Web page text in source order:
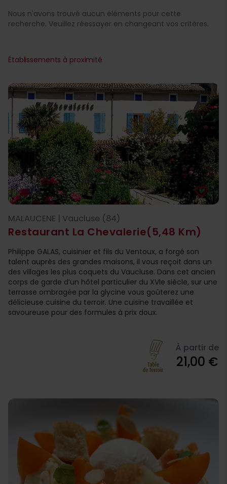
Nous n'avons trouvé aucun éléments pour cette
recherche. Veuillez réessayer en changeant vos critères.
Établissements à proximité
Restaurant La Chevalerie(5,48 Km)
favorite_border
MALAUCENE | Vaucluse (84)
Philippe GALAS, cuisinier et fils du Ventoux, a forgé son
talent auprès des grandes maisons, il vous reçoit dans un
des villages les plus coquets du Vaucluse. Dans cet ancien
corps de garde d’un hôtel particulier du XVIe siècle, sur une
terrasse ombragée par la glycine vous goûterez une
délicieuse cuisine du terroir. Une cuisine travaillée et
savoureuse pour des formules à prix doux.
À partir de
21,00 €